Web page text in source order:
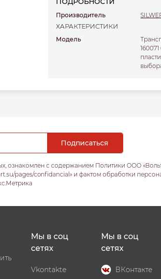
Производитель
ХАРАКТЕРИСТИКИ
Модель
Транспортир Silwerhof
ознакомлен с содержанием Политики ООО
pages/confidancial» и фактом обработки
Мы в соц
сетях
Vkontakte
Мы в соц
сетях
ВКонтакте